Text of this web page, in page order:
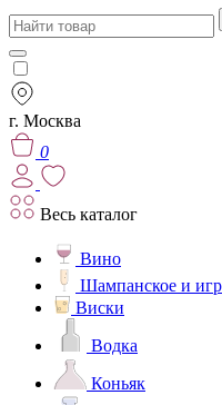
г. Москва
0
Весь каталог
Вино
Шампанское и
Виски
Водка
Коньяк